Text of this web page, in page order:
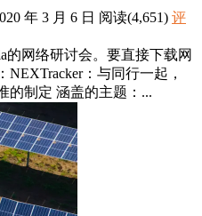
年 3 月 6 日 阅读(4,651) 评
的网络研讨会。要直接下载网
：与同行一起，
的制定 涵盖的主题：...